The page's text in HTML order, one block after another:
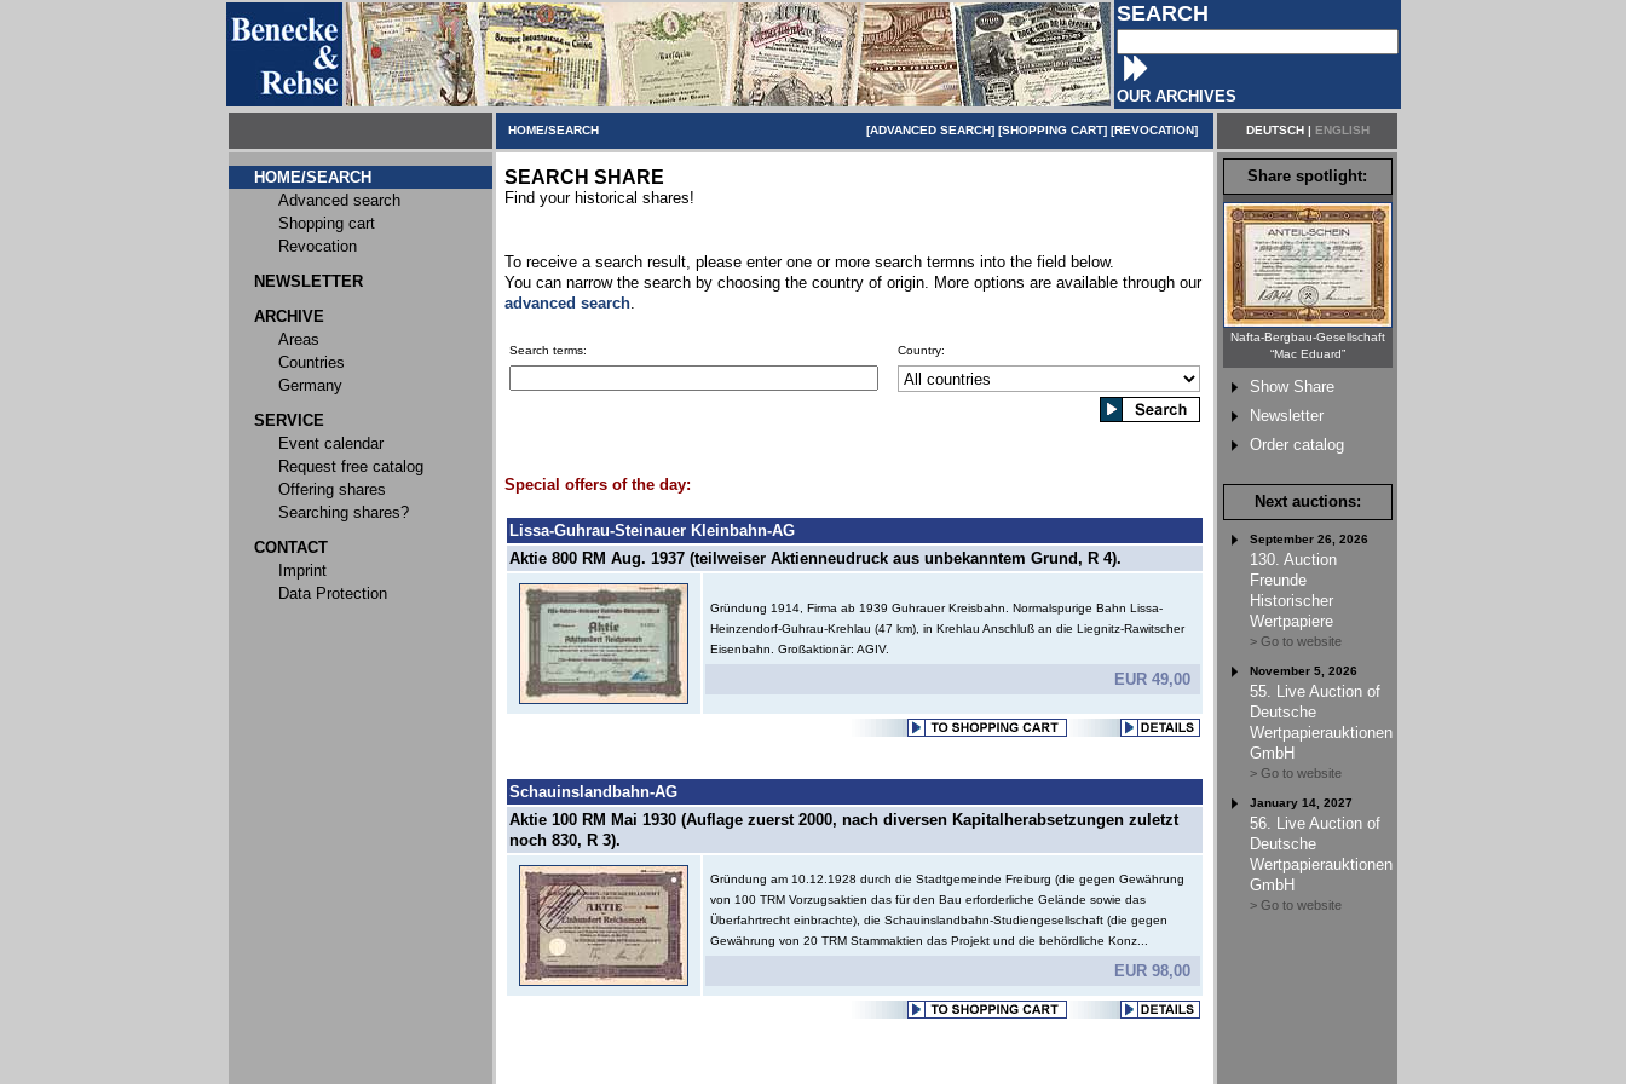
SEARCH
OUR ARCHIVES
HOME/SEARCH [ADVANCED SEARCH] [SHOPPING CART] [REVOCATION] DEUTSCH| ENGLISH
HOME/SEARCH
Advanced search
Shopping cart
Revocation
NEWSLETTER
ARCHIVE
Areas
Countries
Germany
SERVICE
Event calendar
Request free catalog
Offering shares
Searching shares?
CONTACT
Imprint
Data Protection
SEARCH SHARE
Find your historical shares!
To receive a search result, please enter one or more search termns into the field below.
You can narrow the search by choosing the country of origin. More options are available through our
advanced search.
Search terms: Country:
Special offers of the day:
Lissa-Guhrau-Steinauer Kleinbahn-AG
Aktie 800 RM Aug. 1937 (teilweiser Aktienneudruck aus unbekanntem Grund, R 4).
Gründung 1914, Firma ab 1939 Guhrauer Kreisbahn. Normalspurige Bahn Lissa-
Heinzendorf-Guhrau-Krehlau (47 km), in Krehlau Anschluß an die Liegnitz-Rawitscher
Eisenbahn. Großaktionär: AGIV.
EUR 49,00
Schauinslandbahn-AG
Aktie 100 RM Mai 1930 (Auflage zuerst 2000, nach diversen Kapitalherabsetzungen zuletzt
noch 830, R 3).
Gründung am 10.12.1928 durch die Stadtgemeinde Freiburg (die gegen Gewährung
von 100 TRM Vorzugsaktien das für den Bau erforderliche Gelände sowie das
Überfahrtrecht einbrachte), die Schauinslandbahn-Studiengesellschaft (die gegen
Gewährung von 20 TRM Stammaktien das Projekt und die behördliche Konz...
EUR 98,00
Share spotlight:
Nafta-Bergbau-Gesellschaft
“Mac Eduard”
Show Share
Newsletter
Order catalog
Next auctions:
September 26, 2026
130. Auction
Freunde
Historischer
Wertpapiere
> Go to website
November 5, 2026
55. Live Auction of
Deutsche
Wertpapierauktionen
GmbH
> Go to website
January 14, 2027
56. Live Auction of
Deutsche
Wertpapierauktionen
GmbH
> Go to website